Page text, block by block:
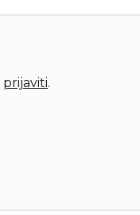
prijaviti.